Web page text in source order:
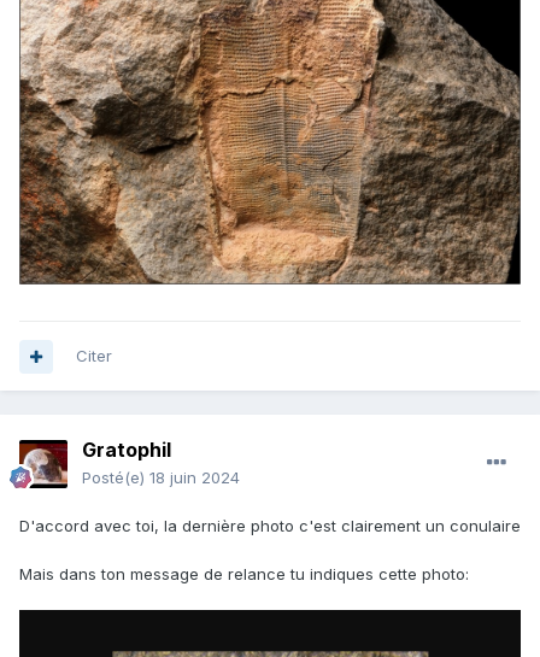
Citer
Gratophil
Posté(e) 18 juin 2024
D'accord avec toi, la dernière photo c'est clairement un conulaire
Mais dans ton message de relance tu indiques cette photo: